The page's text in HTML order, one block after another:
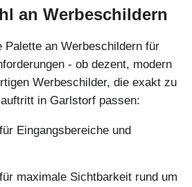
an Werbeschildern
Palette an Werbeschildern für
- ob dezent, modern
Werbeschilder, die exakt zu
in Garlstorf passen:
für Eingangsbereiche und
für maximale Sichtbarkeit rund um